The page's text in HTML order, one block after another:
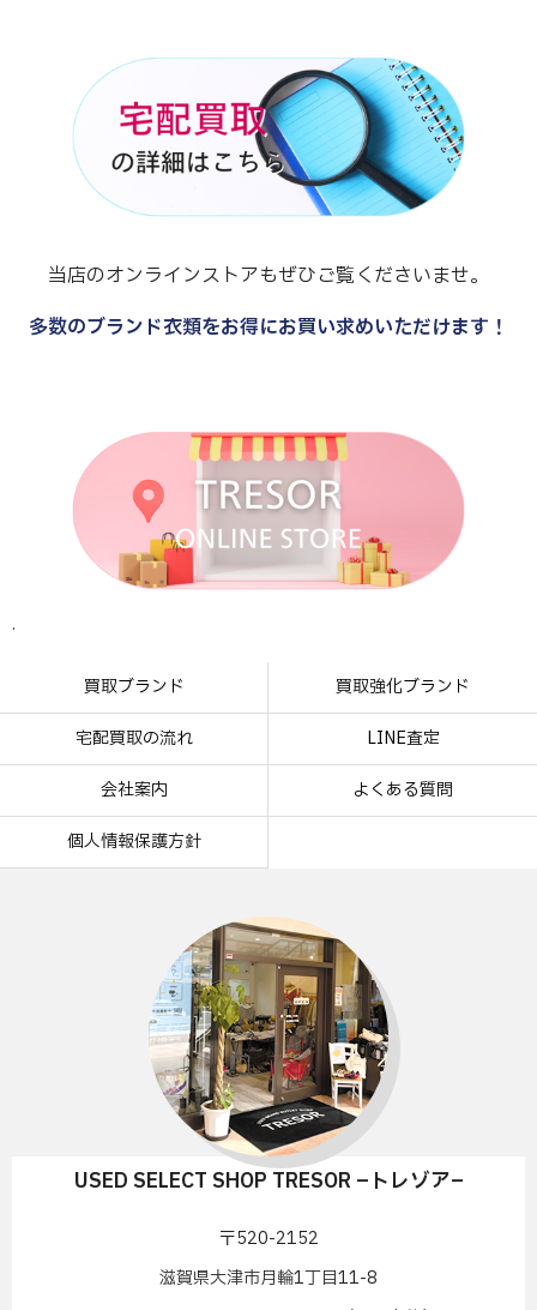
当店のオンラインストアもぜひご覧くださいませ。
多数のブランド衣類をお得にお買い求めいただけます！
.
買取ブランド 買取強化ブランド
宅配買取の流れ LINE査定
会社案内 よくある質問
個人情報保護方針
USED SELECT SHOP TRESOR –トレゾア–
〒520-2152
滋賀県大津市月輪1丁目11-8